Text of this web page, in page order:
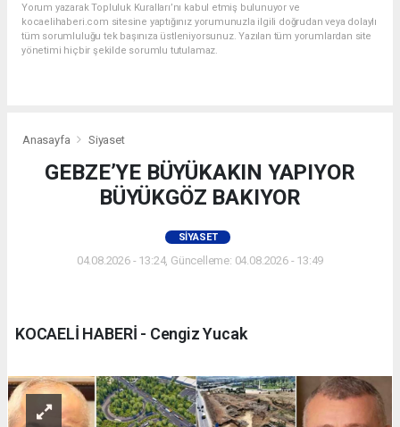
Yorum yazarak Topluluk Kuralları’nı kabul etmiş bulunuyor ve
kocaelihaberi.com sitesine yaptığınız yorumunuzla ilgili doğrudan veya dolaylı
tüm sorumluluğu tek başınıza üstleniyorsunuz. Yazılan tüm yorumlardan site
yönetimi hiçbir şekilde sorumlu tutulamaz.
Anasayfa Siyaset
GEBZE’YE BÜYÜKAKIN YAPIYOR
BÜYÜKGÖZ BAKIYOR
SIYASET
04.08.2026 - 13:24, Güncelleme: 04.08.2026 - 13:49
KOCAELİ HABERİ - Cengiz Yucak